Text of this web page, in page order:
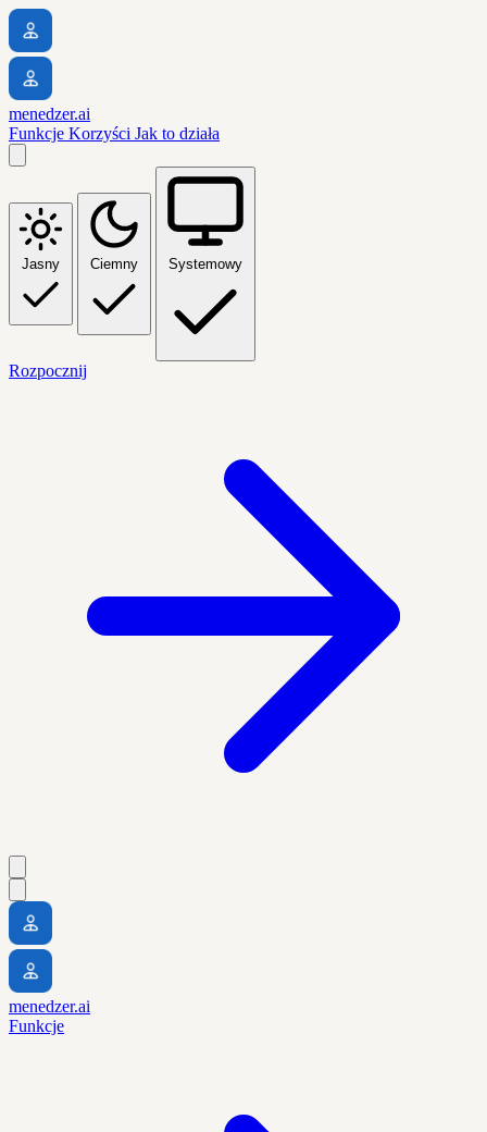
menedzer.ai
Funkcje Korzyści Jak to działa
Jasny Ciemny Systemowy
Rozpocznij
menedzer.ai
Funkcje